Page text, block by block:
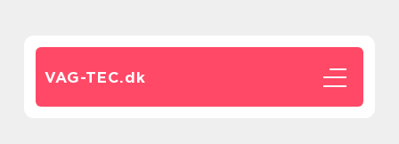
VAG-TEC.dk